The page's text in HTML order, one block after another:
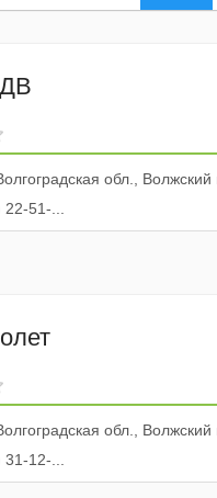
обл., Волжский г., ул.
51-...
обл., Волжский г., ул.
12-...